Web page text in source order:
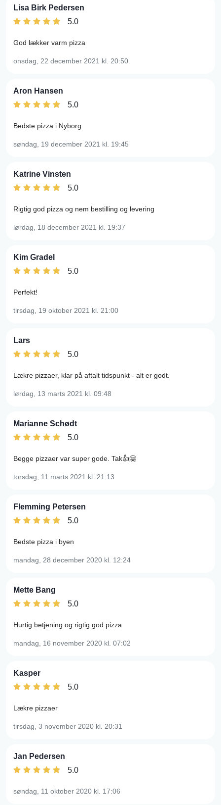
Lisa Birk Pedersen
5.0
God lækker varm pizza
onsdag, 22 december 2021 kl. 20:50
Aron Hansen
5.0
Bedste pizza i Nyborg
søndag, 19 december 2021 kl. 19:45
Katrine Vinsten
5.0
Rigtig god pizza og nem bestilling og levering
lørdag, 18 december 2021 kl. 19:37
Kim Gradel
5.0
Perfekt!
tirsdag, 19 oktober 2021 kl. 21:00
Lars
5.0
Lækre pizzaer, klar på aftalt tidspunkt - alt er godt.
lørdag, 13 marts 2021 kl. 09:48
Marianne Schødt
5.0
Begge pizzaer var super gode. Tak👍🤗
torsdag, 11 marts 2021 kl. 21:13
Flemming Petersen
5.0
Bedste pizza i byen
mandag, 28 december 2020 kl. 12:24
Mette Bang
5.0
Hurtig betjening og rigtig god pizza
mandag, 16 november 2020 kl. 07:02
Kasper
5.0
Lækre pizzaer
tirsdag, 3 november 2020 kl. 20:31
Jan Pedersen
5.0
søndag, 11 oktober 2020 kl. 17:06